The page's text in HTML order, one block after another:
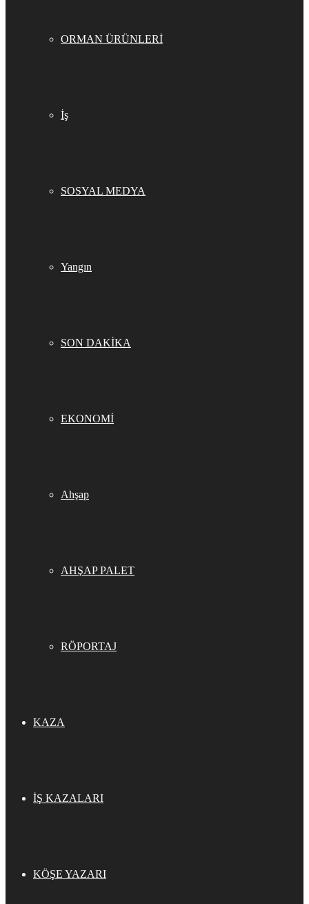
ORMAN ÜRÜNLERİ
İş
SOSYAL MEDYA
Yangın
SON DAKİKA
EKONOMİ
Ahşap
AHŞAP PALET
RÖPORTAJ
KAZA
İŞ KAZALARI
KÖŞE YAZARI